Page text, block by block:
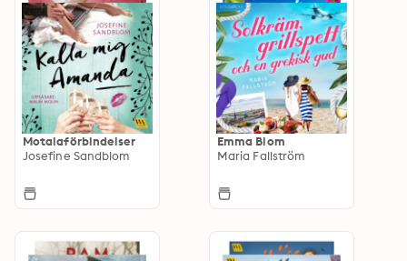
Motalaförbindelser
Josefine Sandblom
Emma Blom
Maria Fallström